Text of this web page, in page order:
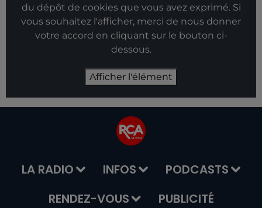
du dépôt de cookies que vous avez exprimé. Si
vous souhaitez l'afficher, merci de nous donner
votre accord en cliquant sur le bouton ci-
dessous.
Afficher l'élément
LA RADIO INFOS
PODCASTS
RENDEZ-VOUS
PUBLICITÉ